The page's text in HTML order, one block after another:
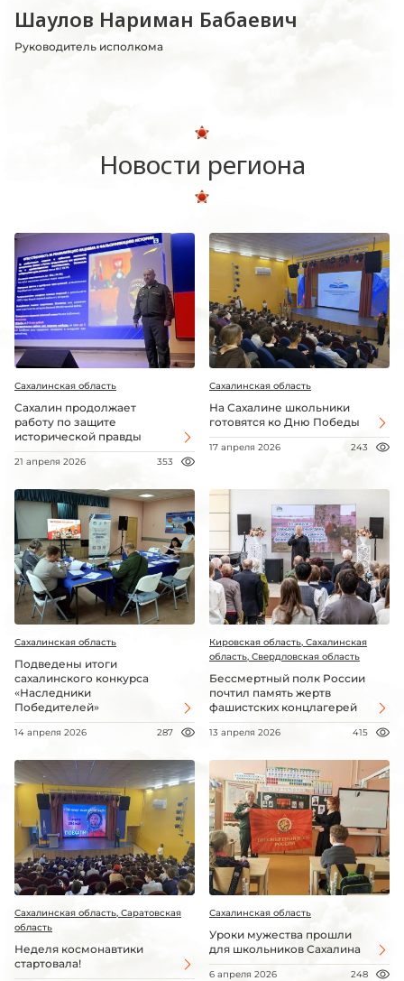
Шаулов Нариман Бабаевич
Руководитель исполкома
Новости региона
Сахалинская область
Сахалин продолжает
работу по защите
исторической правды
21 апреля 2026 353
Сахалинская область
На Сахалине школьники
готовятся ко Дню Победы
17 апреля 2026 243
Сахалинская область
Подведены итоги
сахалинского конкурса
«Наследники
Победителей»
14 апреля 2026 287
Кировская область, Сахалинская
область, Свердловская область
Бессмертный полк России
почтил память жертв
фашистских концлагерей
13 апреля 2026 415
Сахалинская область, Саратовская
область
Неделя космонавтики
стартовала!
Сахалинская область
Уроки мужества прошли
для школьников Сахалина
6 апреля 2026 248